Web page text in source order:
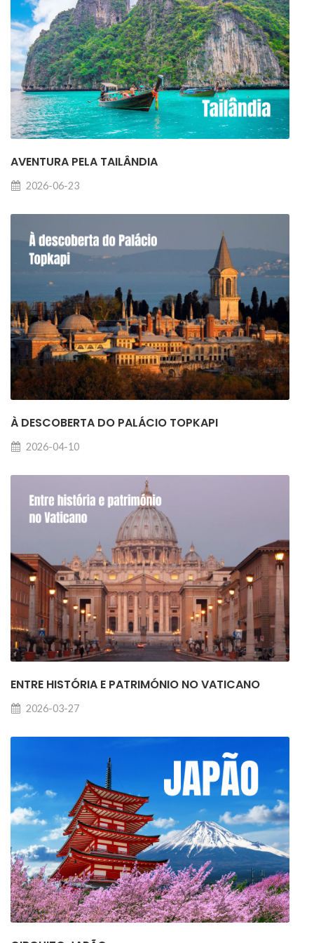
AVENTURA PELA TAILÂNDIA
2026-06-23
À DESCOBERTA DO PALÁCIO TOPKAPI
2026-04-10
ENTRE HISTÓRIA E PATRIMÓNIO NO VATICANO
2026-03-27